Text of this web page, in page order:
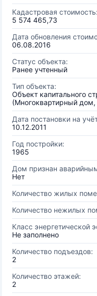
Кадастровая стоимость:
5 574 465,73
Дата обновления
06.08.2016
Статус объекта:
Ранее учтенный
Тип объекта:
Объект капитального
(Многоквартирный
Дата постановки на
10.12.2011
Год постройки:
1965
Дом признан
Нет
Количество жилых
Количество нежилых
Класс энергетической
Не заполнено
Количество подъездов:
2
Количество этажей:
2